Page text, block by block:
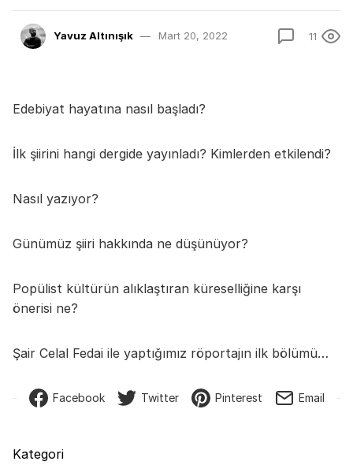
Yavuz Altınışık Mart 20, 2022 11
Edebiyat hayatına nasıl başladı?
İlk şiirini hangi dergide yayınladı? Kimlerden etkilendi?
Nasıl yazıyor?
Günümüz şiiri hakkında ne düşünüyor?
Popülist kültürün alıklaştıran küreselliğine karşı
önerisi ne?
Şair Celal Fedai ile yaptığımız röportajın ilk bölümü…
Facebook Twitter Pinterest Email
Kategori